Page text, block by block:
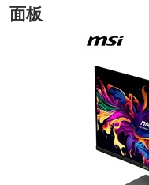
面板